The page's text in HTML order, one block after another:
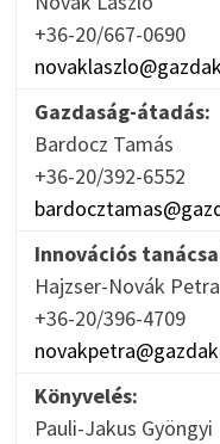
+36-20/667-0690
Gazdaság-átadás:
Bardocz Tamás
+36-20/392-6552
Innovációs
Hajzser-Novák Petra
+36-20/396-4709
Könyvelés:
Pauli-Jakus Gyöngyi